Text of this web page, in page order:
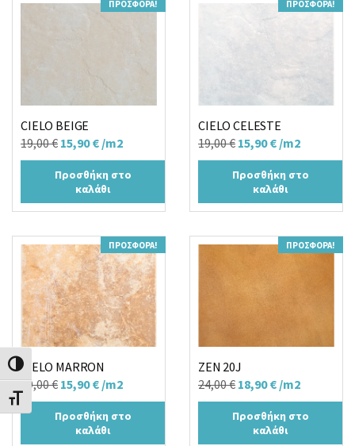
Εναλλαγή Υψηλής Αντίθεσης
Εναλλαγή Μεγέθους Γραμμάτων
ΠΡΟΣΦΟΡΆ!
CIELO BEIGE
19,00€ Original
price
was:
19,00 €.
15,90€Η
τρέχουσα
τιμή
είναι:
/m2
Προσθήκη στο
καλάθι
ΠΡΟΣΦΟΡΆ!
CIELO CELESTE
19,00€ Original
price
was:
19,00 €.
15,90€Η
τρέχουσα
τιμή
είναι:
/m2
Προσθήκη στο
καλάθι
ΠΡΟΣΦΟΡΆ!
CIELO MARRON
19,00€ Original
price
was:
19,00 €.
15,90€Η
τρέχουσα
τιμή
είναι:
/m2
Προσθήκη στο
καλάθι
ΠΡΟΣΦΟΡΆ!
ZEN 20J
24,00€ Original
price
was:
24,00 €.
18,90€Η
τρέχουσα
τιμή
είναι:
/m2
Προσθήκη στο
καλάθι